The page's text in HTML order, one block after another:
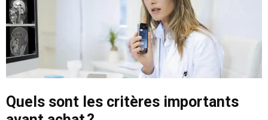
Quels sont les critères importants